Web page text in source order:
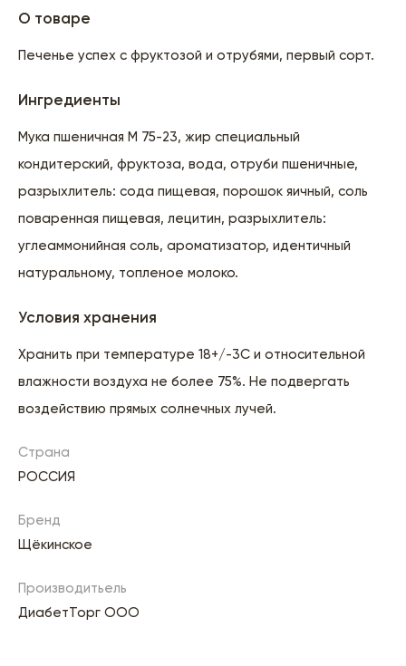
О товаре
Печенье успех с фруктозой и отрубями, первый сорт.
Ингредиенты
Мука пшеничная М 75-23, жир специальный
кондитерский, фруктоза, вода, отруби пшеничные,
разрыхлитель: сода пищевая, порошок яичный, соль
поваренная пищевая, лецитин, разрыхлитель:
углеаммонийная соль, ароматизатор, идентичный
натуральному, топленое молоко.
Условия хранения
Хранить при температуре 18+/-3С и относительной
влажности воздуха не более 75%. Не подвергать
воздействию прямых солнечных лучей.
Страна
РОССИЯ
Бренд
Щёкинское
Производитьель
ДиабетТорг ООО